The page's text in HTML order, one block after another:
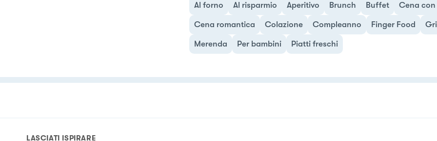
Al forno Al risparmio Aperitivo Brunch Buffet Cena
Cena romantica Colazione Compleanno Finger Food
Merenda Per bambini Piatti freschi
LASCIATI ISPIRARE